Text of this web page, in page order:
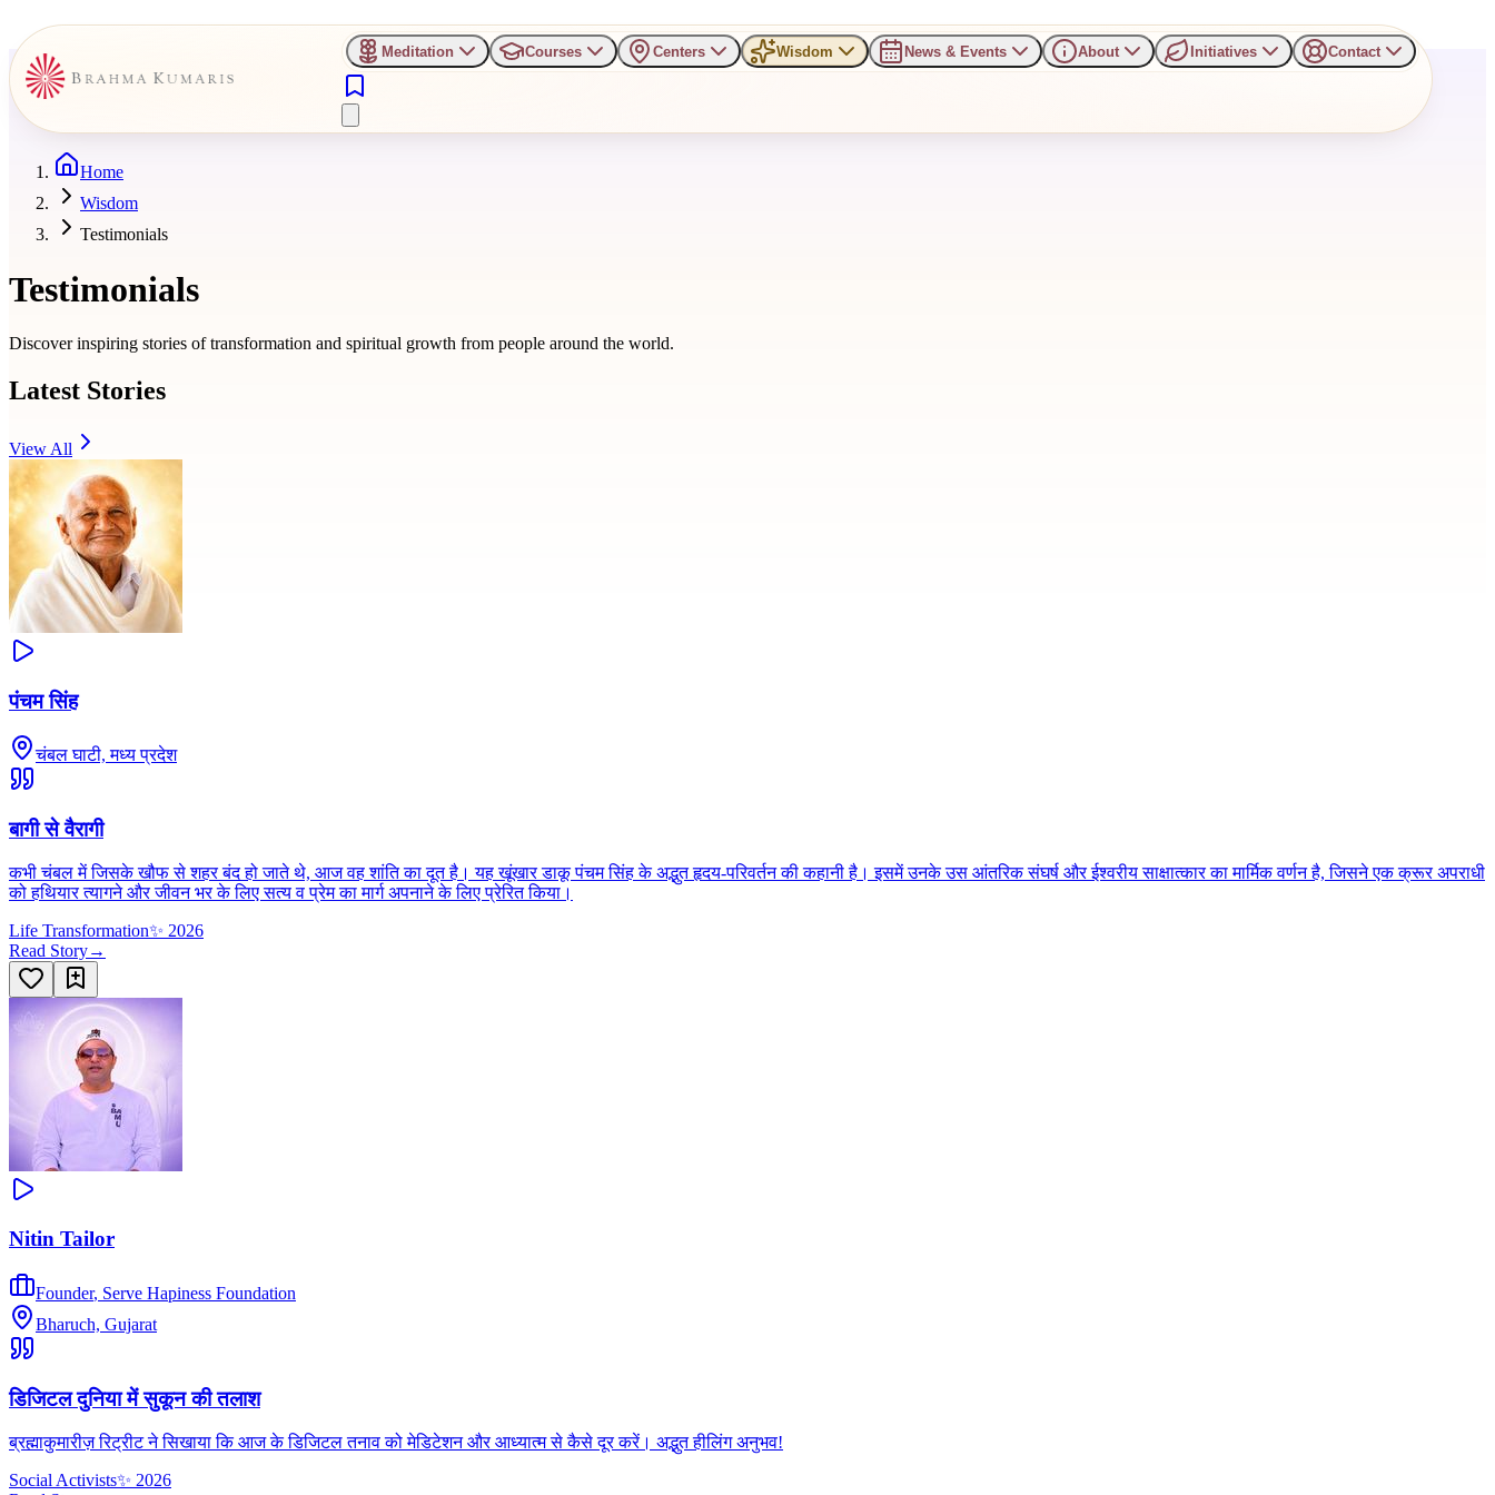
Meditation Courses Centers Wisdom News & Events About Initiatives Contact
Home
Wisdom
Testimonials
Testimonials
Discover inspiring stories of transformation and spiritual growth from people around the world.
Latest Stories
View All
पंचम सिंह
चंबल घाटी, मध्य प्रदेश
बागी से वैरागी
कभी चंबल में जिसके खौफ से शहर बंद हो जाते थे, आज वह शांति का दूत है। यह खूंखार डाकू पंचम सिंह के अद्भुत हृदय-परिवर्तन की कहानी है। इसमें उनके उस आंतरिक संघर्ष और ईश्वरीय साक्षात्कार का मार्मिक वर्णन है, जिसने एक क्रूर अपराधी
को हथियार त्यागने और जीवन भर के लिए सत्य व प्रेम का मार्ग अपनाने के लिए प्रेरित किया।
Life Transformation✨ 2026
Read Story→
Nitin Tailor
Founder, Serve Hapiness Foundation
Bharuch, Gujarat
डिजिटल दुनिया में सुकून की तलाश
ब्रह्माकुमारीज़ रिट्रीट ने सिखाया कि आज के डिजिटल तनाव को मेडिटेशन और आध्यात्म से कैसे दूर करें। अद्भुत हीलिंग अनुभव!
Social Activists✨ 2026